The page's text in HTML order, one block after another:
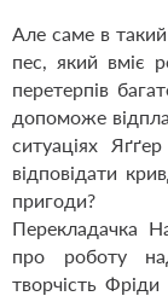
Але саме в
пес, який вміє
перетерпів
допоможе
ситуаціях
відповідати
пригоди?
Перекладачка
про роботу
творчість